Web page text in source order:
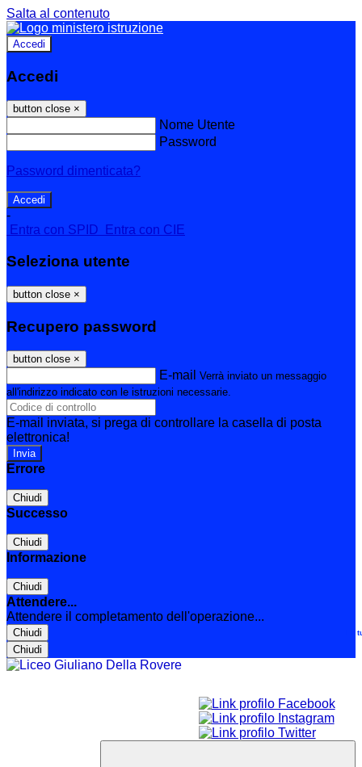
Salta al contenuto
Accedi
Accedi
button close ×
Nome Utente
Password
Password dimenticata?
-
Entra con SPID
Entra con CIE
Seleziona utente
button close ×
Recupero password
button close ×
E-mail Verrà inviato un messaggio
all'indirizzo indicato con le istruzioni necessarie.
E-mail inviata, si prega di controllare la casella di posta
elettronica!
Errore
Chiudi
Successo
Chiudi
Informazione
Chiudi
Attendere...
Attendere il completamento dell'operazione...
Chiudi
Chiudi
Le